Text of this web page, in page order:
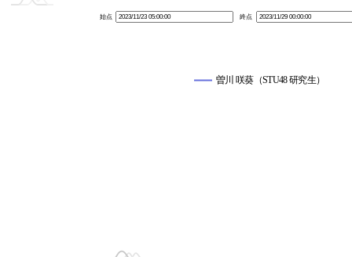
始点 終点
曽川 咲葵（STU48 研究生）